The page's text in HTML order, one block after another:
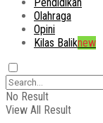
Olahraga
Opini
Kilas Baliknew
No Result
View All Result